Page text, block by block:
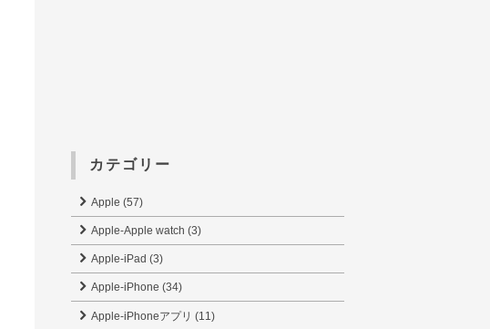
カテゴリー
Apple (57)
Apple-Apple watch (3)
Apple-iPad (3)
Apple-iPhone (34)
Apple-iPhoneアプリ (11)